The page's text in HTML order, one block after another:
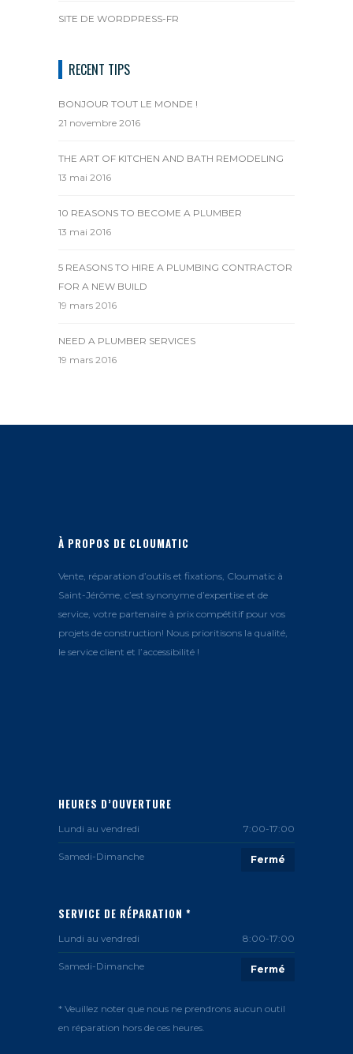
SITE DE WORDPRESS-FR
RECENT TIPS
BONJOUR TOUT LE MONDE !
21 novembre 2016
THE ART OF KITCHEN AND BATH REMODELING
13 mai 2016
10 REASONS TO BECOME A PLUMBER
13 mai 2016
5 REASONS TO HIRE A PLUMBING CONTRACTOR
FOR A NEW BUILD
19 mars 2016
NEED A PLUMBER SERVICES
19 mars 2016
À PROPOS DE CLOUMATIC
Vente, réparation d’outils et fixations, Cloumatic à
Saint-Jérôme, c’est synonyme d’expertise et de
service, votre partenaire à prix compétitif pour vos
projets de construction! Nous prioritisons la qualité,
le service client et l’accessibilité !
HEURES D’OUVERTURE
Lundi au vendredi 7:00-17:00
Samedi-Dimanche Fermé
SERVICE DE RÉPARATION *
Lundi au vendredi 8:00-17:00
Samedi-Dimanche Fermé
* Veuillez noter que nous ne prendrons aucun outil
en réparation hors de ces heures.